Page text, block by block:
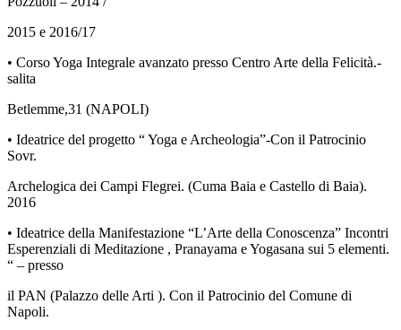
2015 e 2016/17
• Corso Yoga Integrale avanzato presso Centro Arte della Felicità.-
salita
Betlemme,31 (NAPOLI)
• Ideatrice del progetto “ Yoga e Archeologia”-Con il Patrocinio
Sovr.
Archelogica dei Campi Flegrei. (Cuma Baia e Castello di Baia).
2016
• Ideatrice della Manifestazione “L’Arte della Conoscenza” Incontri
Esperenziali di Meditazione , Pranayama e Yogasana sui 5 elementi.
“ – presso
il PAN (Palazzo delle Arti ). Con il Patrocinio del Comune di
Napoli.